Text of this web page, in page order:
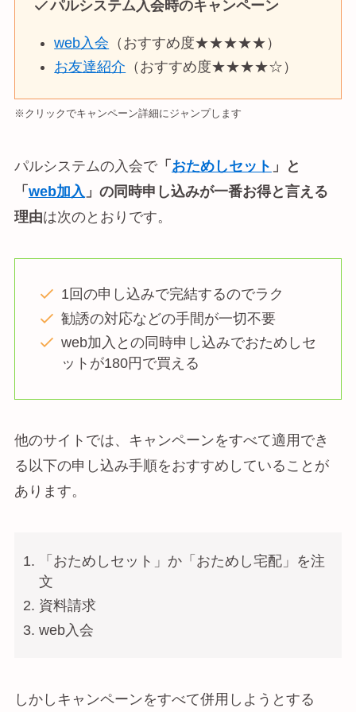
パルシステム入会時のキャンペーン
web入会 （おすすめ度★★★★★）
お友達紹介 （おすすめ度★★★★☆）
※クリックでキャンペーン詳細にジャンプします
パルシステムの入会で「 おためしセット 」と
「 web加入 」の同時申し込みが一番お得と言える
理由は次のとおりです。
1回の申し込みで完結するのでラク
勧誘の対応などの手間が一切不要
web加入との同時申し込みでおためしセ
ットが180円で買える
他のサイトでは、キャンペーンをすべて適用でき
る以下の申し込み手順をおすすめしていることが
あります。
「おためしセット」か「おためし宅配」を注
文
資料請求
web入会
しかしキャンペーンをすべて併用しようとする